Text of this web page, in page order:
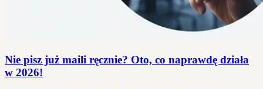
Nie pisz już maili ręcznie? Oto, co naprawdę działa
w 2026!